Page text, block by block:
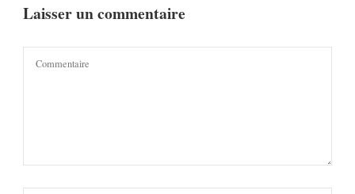
Laisser un commentaire